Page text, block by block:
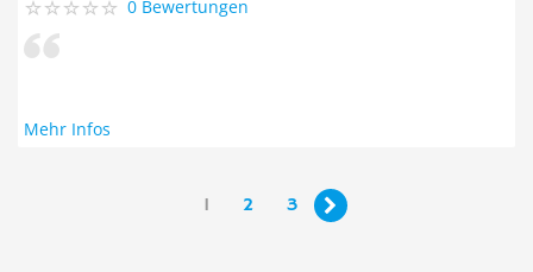
0 Bewertungen
Mehr Infos
1 2 3 